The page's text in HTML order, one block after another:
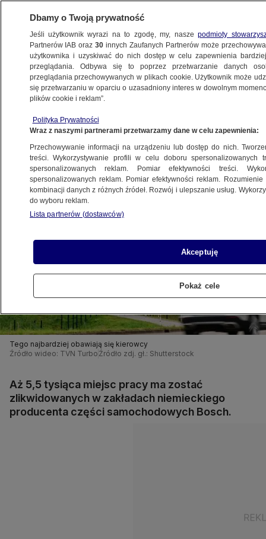
BIZNES
MOTO
22.11.2024, 18:49
Udostępnij
Tego najbardziej obawiają się kierowcy
Źródło wideo: TVN Turbo Źródło zdj. gł.: Shutterstock
Aż 5,5 tysiąca miejsc pracy ma zostać
zlikwidowanych w zakładach niemieckiego
producenta części samochodowych Bosch.
Dbamy o Twoją prywatność
Jeśli użytkownik wyrazi na to zgodę, my, naszepodmioty
Partnerów IAB oraz30 innych Zaufanych Partnerów może
użytkownika i uzyskiwać do nich dostęp w celu zapewnienia
przeglądania. Odbywa się to poprzez przetwarzanie danych
przeglądania przechowywanych w plikach cookie. Użytkownik może
się przetwarzaniu w oparciu o uzasadniony interes w dowolnym
plików cookie i reklam”.
Polityka Prywatności
Wraz z naszymi partnerami przetwarzamy dane w celu zapewnienia:
Przechowywanie informacji na urządzeniu lub dostęp do nich.
treści. Wykorzystywanie profili w celu doboru spersonalizowanych
spersonalizowanych reklam. Pomiar efektywności treści.
spersonalizowanych reklam. Pomiar efektywności reklam.
kombinacji danych z różnych źródeł. Rozwój i ulepszanie usług.
do wyboru reklam.
Lista partnerów (dostawców)
Akceptuję
Pokaż cele